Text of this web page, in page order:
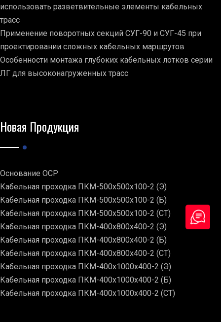
использовать разветвительные элементы кабельных
трасс
Применение поворотных секций СУГ-90 и СУГ-45 при
проектировании сложных кабельных маршрутов
Особенности монтажа глубоких кабельных лотков серии
ЛГ для высоконагруженных трасс
Новая Продукция
Основание ОСР
Кабельная проходка ПКМ-500х500х100-2 (Э)
Кабельная проходка ПКМ-500х500х100-2 (Б)
Кабельная проходка ПКМ-500х500х100-2 (СТ)
Кабельная проходка ПКМ-400х800х400-2 (Э)
Кабельная проходка ПКМ-400х800х400-2 (Б)
Кабельная проходка ПКМ-400х800х400-2 (СТ)
Кабельная проходка ПКМ-400х1000х400-2 (Э)
Кабельная проходка ПКМ-400х1000х400-2 (Б)
Кабельная проходка ПКМ-400х1000х400-2 (СТ)